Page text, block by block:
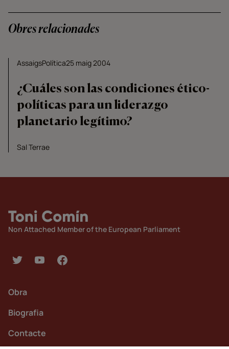
Obres relacionades
AssaigsPolítica25 maig 2004
¿Cuáles son las condiciones ético-
políticas para un liderazgo
planetario legítimo?
Sal Terrae
Non Attached Member of the European Parliament
Obra
Biografia
Contacte